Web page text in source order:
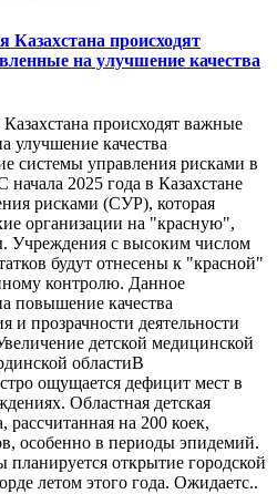
Казахстана происходят
на улучшение качества
происходят важные
улучшение качества
системы управления рисками в
2025 года в Казахстане
рисками (СУР), которая
организации на "красную",
Учреждения с высоким числом
будут отнесены к "красной"
контролю. Данное
повышение качества
и прозрачности деятельности
детской медицинской
областиВ
ощущается дефицит мест в
Областная детская
на 200 коек,
особенно в периоды эпидемий.
открытие городской
летом этого года. Ожидаетс..